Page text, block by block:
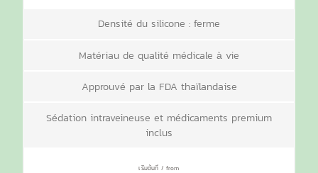
Densité du silicone : ferme
Matériau de qualité médicale à vie
Approuvé par la FDA thaïlandaise
Sédation intraveineuse et médicaments premium
inclus